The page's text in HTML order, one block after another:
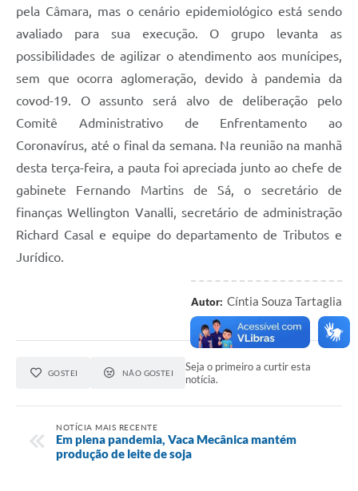
Editais
pela Câmara, mas o cenário epidemiológico está sendo
avaliado para sua execução. O grupo levanta as
possibilidades de agilizar o atendimento aos munícipes,
sem que ocorra aglomeração, devido à pandemia da
covod-19. O assunto será alvo de deliberação pelo
Comitê Administrativo de Enfrentamento ao
Coronavírus, até o final da semana. Na reunião na manhã
desta terça-feira, a pauta foi apreciada junto ao chefe de
gabinete Fernando Martins de Sá, o secretário de
finanças Wellington Vanalli, secretário de administração
Richard Casal e equipe do departamento de Tributos e
Jurídico.
Autor: Cíntia Souza Tartaglia
GOSTEI NÃO GOSTEI
Seja o primeiro a curtir esta
notícia.
NOTÍCIA MAIS RECENTE
Em plena pandemia, Vaca Mecânica mantém
produção de leite de soja